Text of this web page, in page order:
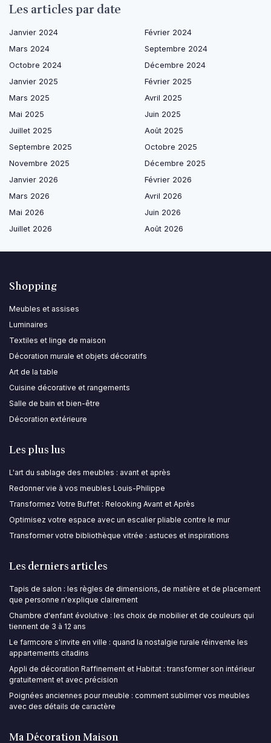
Les articles par date
Janvier 2024
Février 2024
Mars 2024
Septembre 2024
Octobre 2024
Décembre 2024
Janvier 2025
Février 2025
Mars 2025
Avril 2025
Mai 2025
Juin 2025
Juillet 2025
Août 2025
Septembre 2025
Octobre 2025
Novembre 2025
Décembre 2025
Janvier 2026
Février 2026
Mars 2026
Avril 2026
Mai 2026
Juin 2026
Juillet 2026
Août 2026
Shopping
Meubles et assises
Luminaires
Textiles et linge de maison
Décoration murale et objets décoratifs
Art de la table
Cuisine décorative et rangements
Salle de bain et bien-être
Décoration extérieure
Les plus lus
L'art du sablage des meubles : avant et après
Redonner vie à vos meubles Louis-Philippe
Transformez Votre Buffet : Relooking Avant et Après
Optimisez votre espace avec un escalier pliable contre le mur
Transformer votre bibliothèque vitrée : astuces et inspirations
Les derniers articles
Tapis de salon : les règles de dimensions, de matière et de placement
que personne n'explique clairement
Chambre d'enfant évolutive : les choix de mobilier et de couleurs qui
tiennent de 3 à 12 ans
Le farmcore s'invite en ville : quand la nostalgie rurale réinvente les
appartements citadins
Appli de décoration Raffinement et Habitat : transformer son intérieur
gratuitement et avec précision
Poignées anciennes pour meuble : comment sublimer vos meubles
avec des détails de caractère
Ma Décoration Maison